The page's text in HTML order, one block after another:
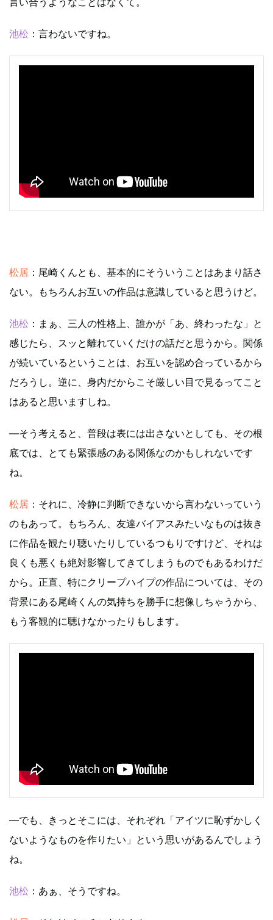
池松 ：言わないですね。
松居 ：尾崎くんとも、基本的にそういうことはあまり話さ
ない。もちろんお互いの作品は意識していると思うけど。
池松 ：まぁ、三人の性格上、誰かが「あ、終わったな」と
感じたら、スッと離れていくだけの話だと思うから。関係
が続いているということは、お互いを認め合っているから
だろうし。逆に、身内だからこそ厳しい目で見るってこと
はあると思いますしね。
―そう考えると、普段は表には出さないとしても、その根
底では、とても緊張感のある関係なのかもしれないです
ね。
松居 ：それに、冷静に判断できないから言わないっていう
のもあって。もちろん、友達バイアスみたいなものは抜き
に作品を観たり聴いたりしているつもりですけど、それは
良くも悪くも絶対影響してきてしまうものでもあるわけだ
から。正直、特にクリープハイプの作品については、その
背景にある尾崎くんの気持ちを勝手に想像しちゃうから、
もう客観的に聴けなかったりもします。
―でも、きっとそこには、それぞれ「アイツに恥ずかしく
ないようなものを作りたい」という思いがあるんでしょう
ね。
池松 ：あぁ、そうですね。